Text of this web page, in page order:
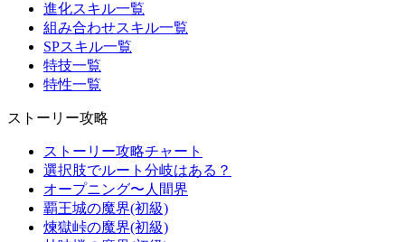
進化スキル一覧
組み合わせスキル一覧
SPスキル一覧
特技一覧
特性一覧
ストーリー攻略
ストーリー攻略チャート
選択肢でルート分岐はある？
オープニング〜人間界
覇王城の魔界(初級)
煉獄峠の魔界(初級)